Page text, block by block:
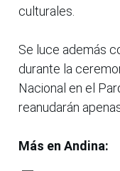
culturales.
Se luce además
durante la
Nacional en el
reanudarán
Más en Andina: